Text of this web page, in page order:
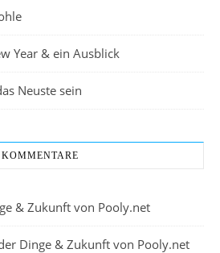
Year & ein Ausblick
Neuste sein
KOMMENTARE
& Zukunft von Pooly.net
Dinge & Zukunft von Pooly.net